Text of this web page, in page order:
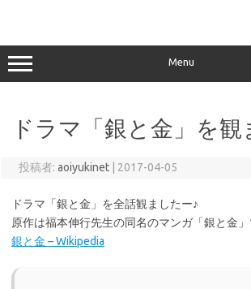
Menu
ドラマ「銀と金」を観
投稿者: aoiyukinet 2017-04-05
ドラマ「銀と金」を全話観ましたー♪
原作は福本伸行先生の同名のマンガ「銀と金」
銀と金 – Wikipedia